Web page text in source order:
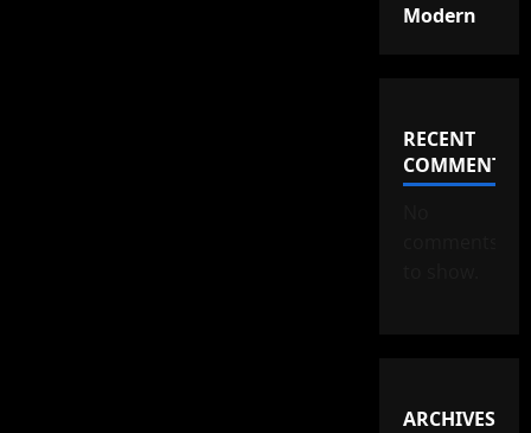
Modern
RECENT
COMMENTS
ARCHIVES